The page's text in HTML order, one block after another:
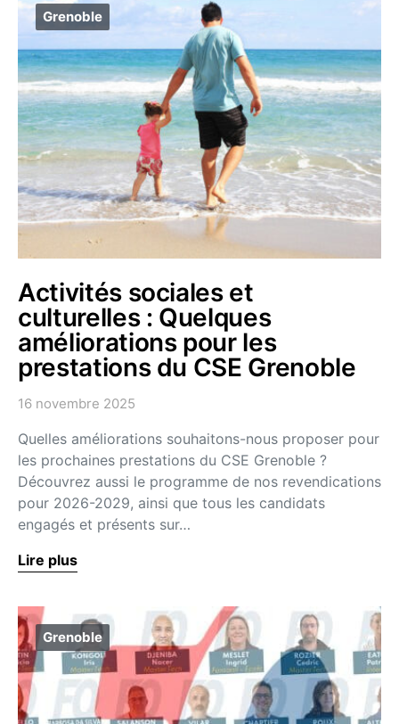
Grenoble
Activités sociales et
culturelles : Quelques
améliorations pour les
prestations du CSE Grenoble
16 novembre 2025
Quelles améliorations souhaitons-nous proposer pour
les prochaines prestations du CSE Grenoble ?
Découvrez aussi le programme de nos revendications
pour 2026-2029, ainsi que tous les candidats
engagés et présents sur…
Lire plus
Grenoble